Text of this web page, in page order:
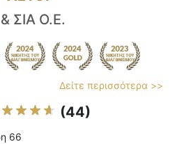
ΣΙΑ Ο.Ε.
Δείτε περισσότερα >>
(44)
66